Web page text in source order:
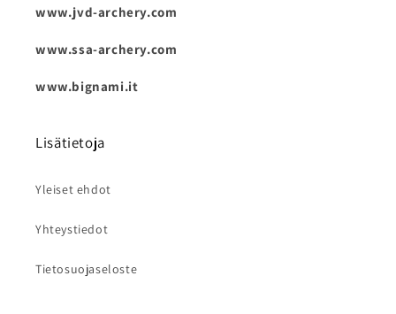
www.jvd-archery.com
www.ssa-archery.com
www.bignami.it
Lisätietoja
Yleiset ehdot
Yhteystiedot
Tietosuojaseloste